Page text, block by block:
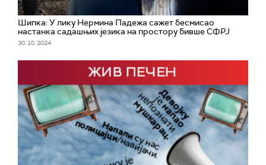
Шипка: У лику Нермина Падежа сажет бесмисао
настанка садашњих језика на простору бивше СФРЈ
30. 10. 2024.